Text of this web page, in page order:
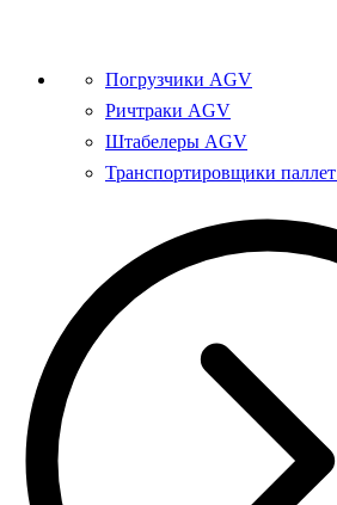
Погрузчики AGV
Ричтраки AGV
Штабелеры AGV
Транспортировщики